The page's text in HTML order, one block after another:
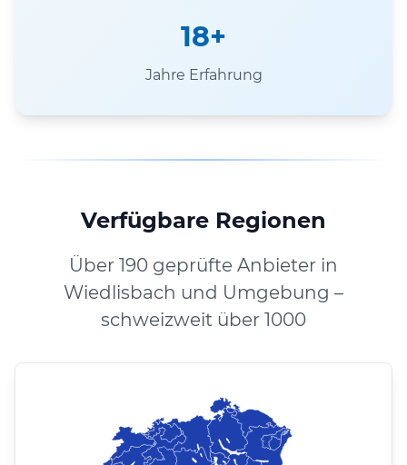
18+
Jahre Erfahrung
Verfügbare Regionen
Über 190 geprüfte Anbieter in
Wiedlisbach und Umgebung –
schweizweit über 1000